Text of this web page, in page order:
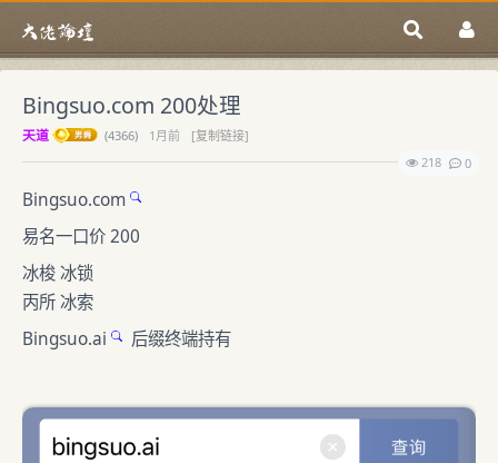
Bingsuo.com 200处理
天道 (4366) 1月前
[复制链接]
218
0
Bingsuo.com
易名一口价 200
冰梭 冰锁
丙所 冰索
Bingsuo.ai
后缀终端持有